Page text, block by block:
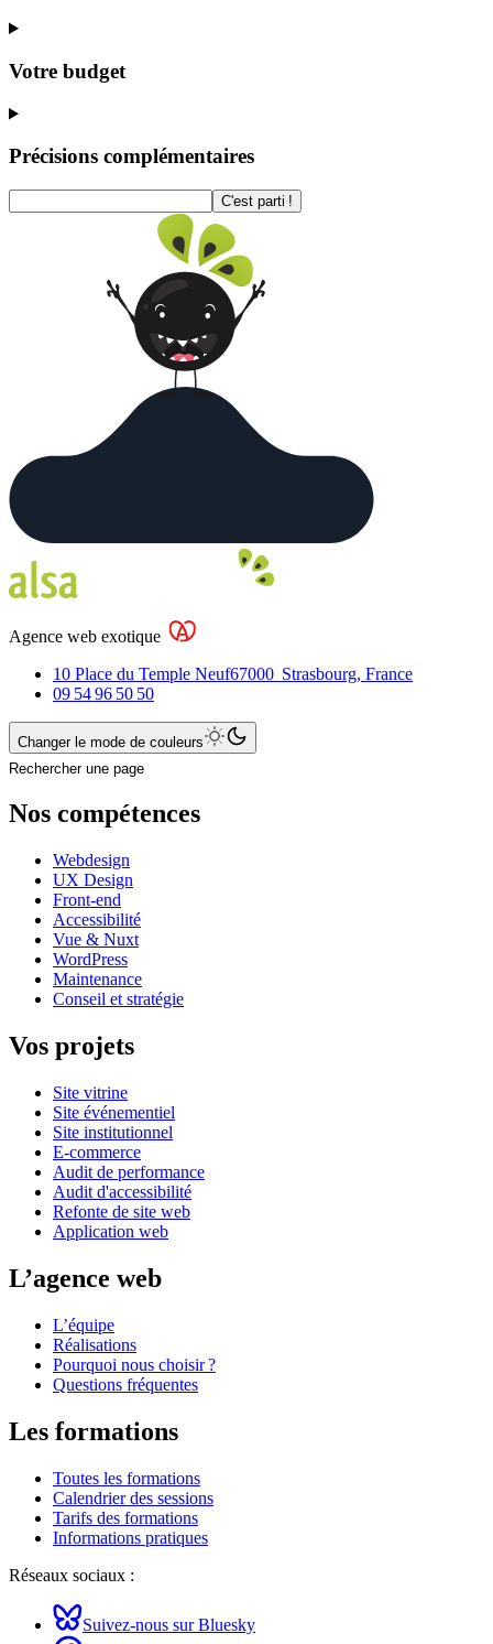
Votre budget
Précisions complémentaires
C'est parti !
Agence web exotique
10 Place du Temple Neuf67000 Strasbourg, France
09 54 96 50 50
Changer le mode de couleurs
Rechercher une page
Nos compétences
Webdesign
UX Design
Front-end
Accessibilité
Vue & Nuxt
WordPress
Maintenance
Conseil et stratégie
Vos projets
Site vitrine
Site événementiel
Site institutionnel
E-commerce
Audit de performance
Audit d'accessibilité
Refonte de site web
Application web
L’agence web
L’équipe
Réalisations
Pourquoi nous choisir ?
Questions fréquentes
Les formations
Toutes les formations
Calendrier des sessions
Tarifs des formations
Informations pratiques
Réseaux sociaux :
Suivez-nous sur Bluesky